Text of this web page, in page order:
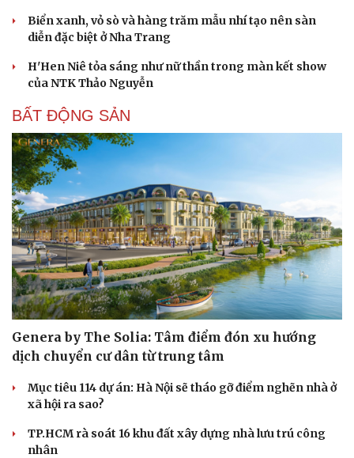
Sức khỏe
Dinh dưỡng - món ngon
Cây thuốc
Sản phụ khoa
Nhi khoa
Nam khoa
Đời sống
Nhà đẹp
Biển xanh, vỏ sò và hàng trăm mẫu nhí tạo nên sàn
diễn đặc biệt ở Nha Trang
H'Hen Niê tỏa sáng như nữ thần trong màn kết show
của NTK Thảo Nguyễn
BẤT ĐỘNG SẢN
Genera by The Solia: Tâm điểm đón xu hướng
dịch chuyển cư dân từ trung tâm
Mục tiêu 114 dự án: Hà Nội sẽ tháo gỡ điểm nghẽn nhà ở
xã hội ra sao?
TP.HCM rà soát 16 khu đất xây dựng nhà lưu trú công
nhân